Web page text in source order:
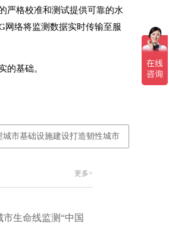
严格校准和测试提供可靠的水
网络将监测数据实时传输至服
的基础。
市基础设施建设打造韧性城市
更多>
生命线监测“中国